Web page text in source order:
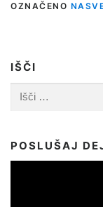
OZNAČENO
IŠČI
POSLUŠAJ